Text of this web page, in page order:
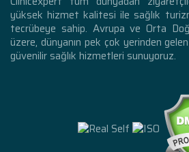
yüksek hizmet kalitesi ile sağlık
tecrübeye sahip. Avrupa ve Orta
üzere, dünyanın pek çok yerinden
güvenilir sağlık hizmetleri sunuyoruz.